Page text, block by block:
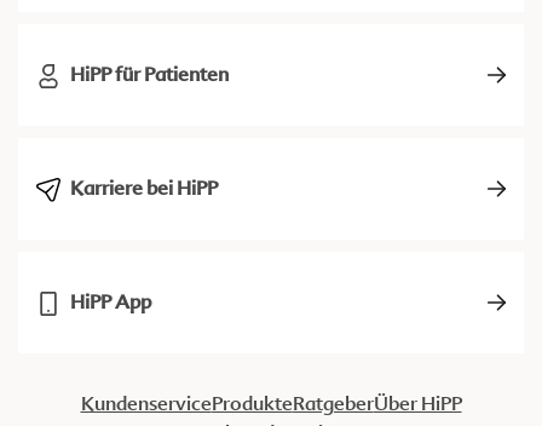
HiPP für Patienten
Karriere bei HiPP
HiPP App
KundenserviceProdukteRatgeberÜber HiPP